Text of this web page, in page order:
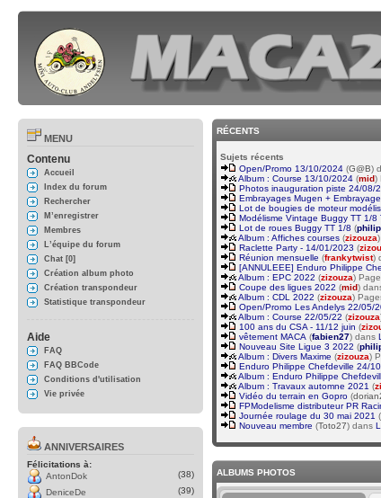
MENU
Contenu
Accueil
Index du forum
Rechercher
M’enregistrer
Membres
L’équipe du forum
Chat [0]
Création album photo
Création transpondeur
Statistique transpondeur
Aide
FAQ
FAQ BBCode
Conditions d'utilisation
Vie privée
ANNIVERSAIRES
Félicitations à:
AntonDok
(38)
DeniceDe
(39)
RÉCENTS
Sujets récents
Open/Promo 13/10/2024 (G@B)
Album : Course 13/10/2024 (mid)
Photos inauguration piste 24/08/
Embrayages Mugen +
Lot de bougies de moteur
Modélisme Vintage Buggy TT 1/
Lot de roues Buggy TT 1/8 (
Album : Affiches courses (zizouza
Raclette Party - 14/01/2023 (
Réunion mensuelle (frankytwist)
[ANNULEEE] Enduro Philippe
Album : EPC 2022 (zizouza)
Coupe des ligues 2022 (mid)
Album : CDL 2022 (zizouza)
Open/Promo Les Andelys 22/05/
Album : Course 22/05/22 (zizouza
100 ans du CSA - 11/12 juin (
vêtement MACA (fabien27) dans
Nouveau Site Ligue 3 2022 (
Album : Divers Maxime (zizouza)
Enduro Philippe Chefdeville 24/
Album : Enduro Philippe
Album : Travaux automne 2021 (
Vidéo du terrain en Gopro (
FPModelisme distributeur PR
Journée roulage du 30 mai 2021 (
Nouveau membre (Toto27) dans
ALBUMS PHOTOS